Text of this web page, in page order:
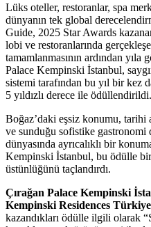
Lüks oteller, restoranlar, spa
dünyanın tek global
Guide, 2025 Star Awards
lobi ve restoranlarında
tamamlanmasının ardından
Palace Kempinski İstanbul,
sistemi tarafından bu yıl bir kez
5 yıldızlı derece ile ödüllendirildi.
Boğaz’daki eşsiz konumu, tarihi
ve sunduğu sofistike
dünyasında ayrıcalıklı bir
Kempinski İstanbul, bu ödülle
üstünlüğünü taçlandırdı.
Çırağan Palace Kempinski
Kempinski Residences
kazandıkları ödülle ilgili olarak